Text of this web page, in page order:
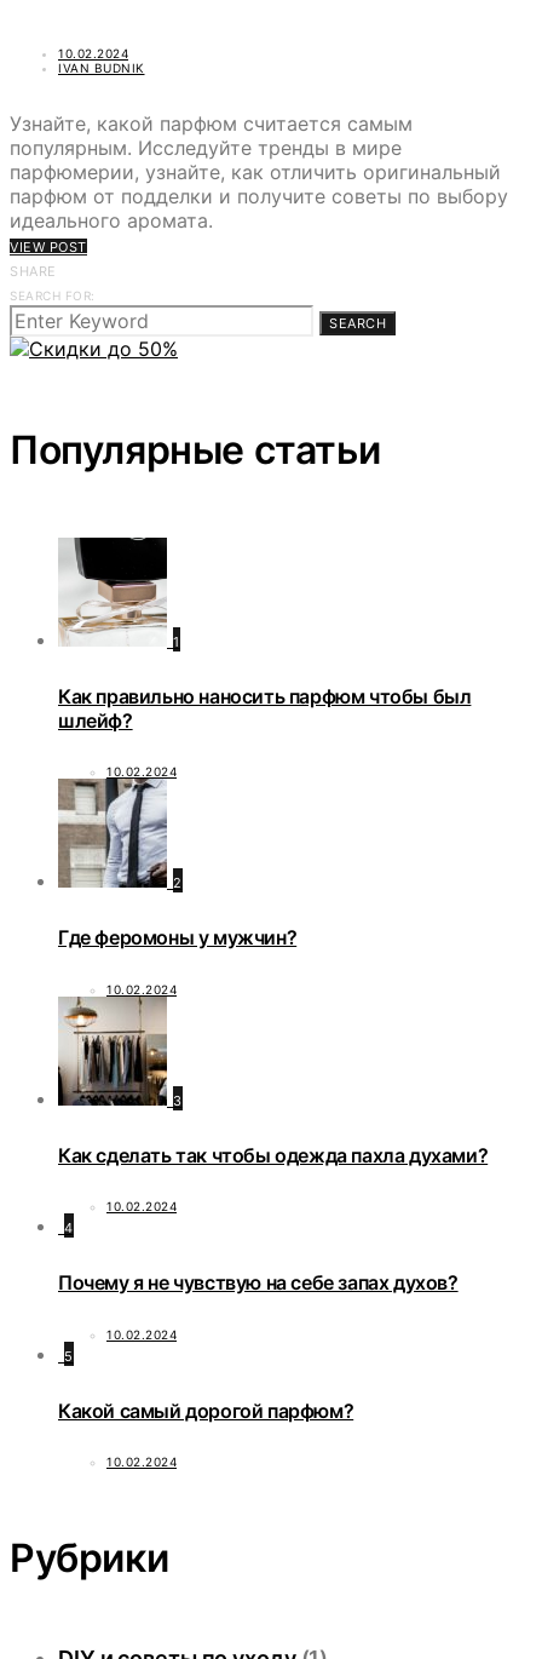
10.02.2024
IVAN BUDNIK
Узнайте, какой парфюм считается самым
популярным. Исследуйте тренды в мире
парфюмерии, узнайте, как отличить оригинальный
парфюм от подделки и получите советы по выбору
идеального аромата.
VIEW POST
SHARE
SEARCH FOR:
SEARCH
Популярные статьи
1
Как правильно наносить парфюм чтобы был
шлейф?
10.02.2024
2
Где феромоны у мужчин?
10.02.2024
3
Как сделать так чтобы одежда пахла духами?
10.02.2024
4
Почему я не чувствую на себе запах духов?
10.02.2024
5
Какой самый дорогой парфюм?
10.02.2024
Рубрики